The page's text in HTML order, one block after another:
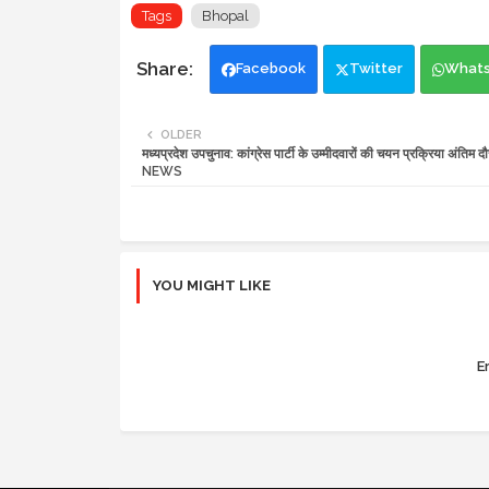
Tags Bhopal
Facebook Twitter
OLDER
मध्यप्रदेश उपचुनाव: कांग्रेस पार्टी के उम्मीदवारों की चयन प्रक्रिया अंतिम
NEWS
YOU MIGHT LIKE